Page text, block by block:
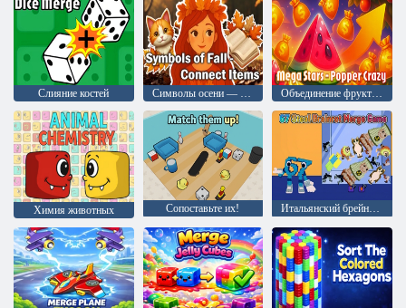
Слияние костей Символы осени — Соединяем предметы Объединение фруктов — мегавеселье
Химия животных Сопоставьте их! Итальянский брейнрот: слияние 67